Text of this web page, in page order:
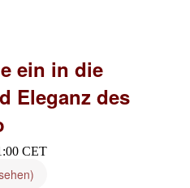
ein in die
Eleganz des
CET